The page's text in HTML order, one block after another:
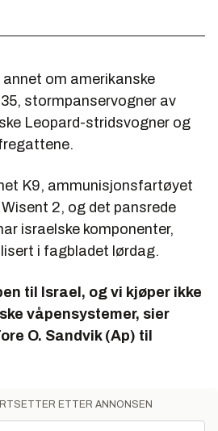
om amerikanske
stormpanservogner av
Leopard-stridsvogner og
K9, ammunisjonsfartøyet
2, og det pansrede
israelske komponenter,
i fagbladet lørdag.
til Israel, og vi kjøper ikke
våpensystemer, sier
O. Sandvik (Ap) til
ETTER ANNONSEN